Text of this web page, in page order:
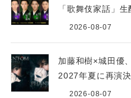
「歌舞伎家話」生
2026-08-07
加藤和樹×城田優
2027年夏に再演決
2026-08-07